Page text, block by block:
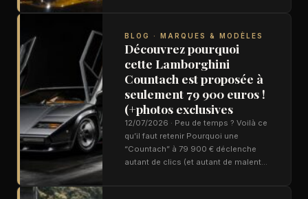
BLOG · MARQUES & MODÈLES
Découvrez pourquoi
cette Lamborghini
Countach est proposée à
seulement 79 900 euros !
(+photos exclusives
12/07/2026 · Peu de temps ? Voilà ce
qu’il faut retenir Pourquoi une
“Countach” à 79 900 € déclenche
autant de clics (et autant de malent…